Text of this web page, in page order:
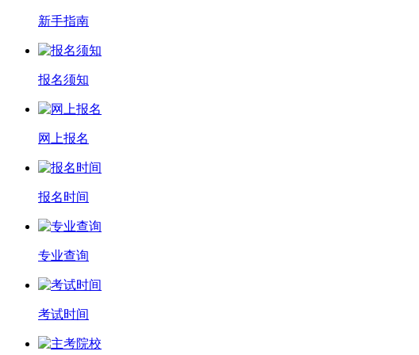
新手指南
报名须知
网上报名
报名时间
专业查询
考试时间